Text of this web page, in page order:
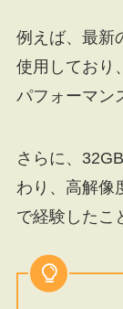
例えば、最新
使用しており
パフォーマン
さらに、
わり、高解像
で経験したこ